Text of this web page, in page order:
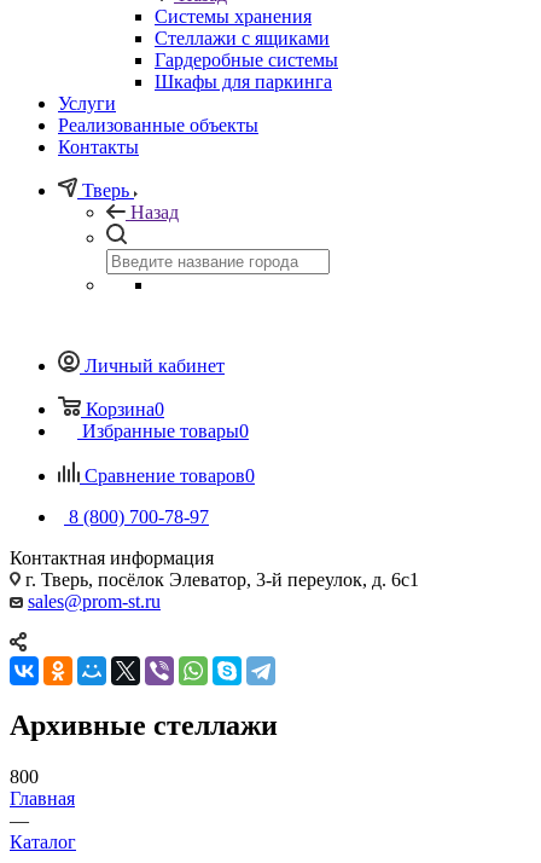
Системы хранения
Стеллажи с ящиками
Гардеробные системы
Шкафы для паркинга
Услуги
Реализованные объекты
Контакты
Тверь
Назад
Личный кабинет
Корзина0
Избранные товары0
Сравнение товаров0
8 (800) 700-78-97
Контактная информация
г. Тверь, посёлок Элеватор, 3-й переулок, д. 6с1
sales@prom-st.ru
Архивные стеллажи
800
Главная
—
Каталог